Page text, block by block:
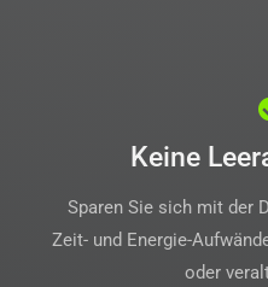
Keine
Sparen Sie sich mit der
Zeit- und Energie-
oder